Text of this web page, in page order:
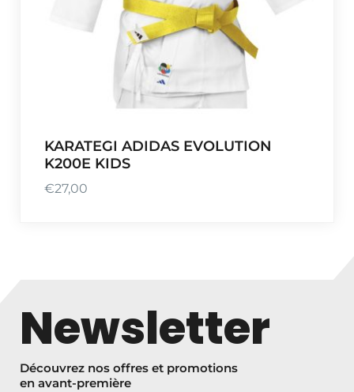
KARATEGI ADIDAS EVOLUTION
K200E KIDS
€27,00
Newsletter
Découvrez nos offres et promotions
en avant-première